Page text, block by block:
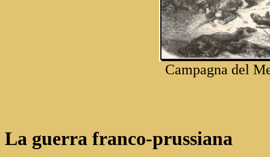
Campagna del
La guerra franco-prussiana